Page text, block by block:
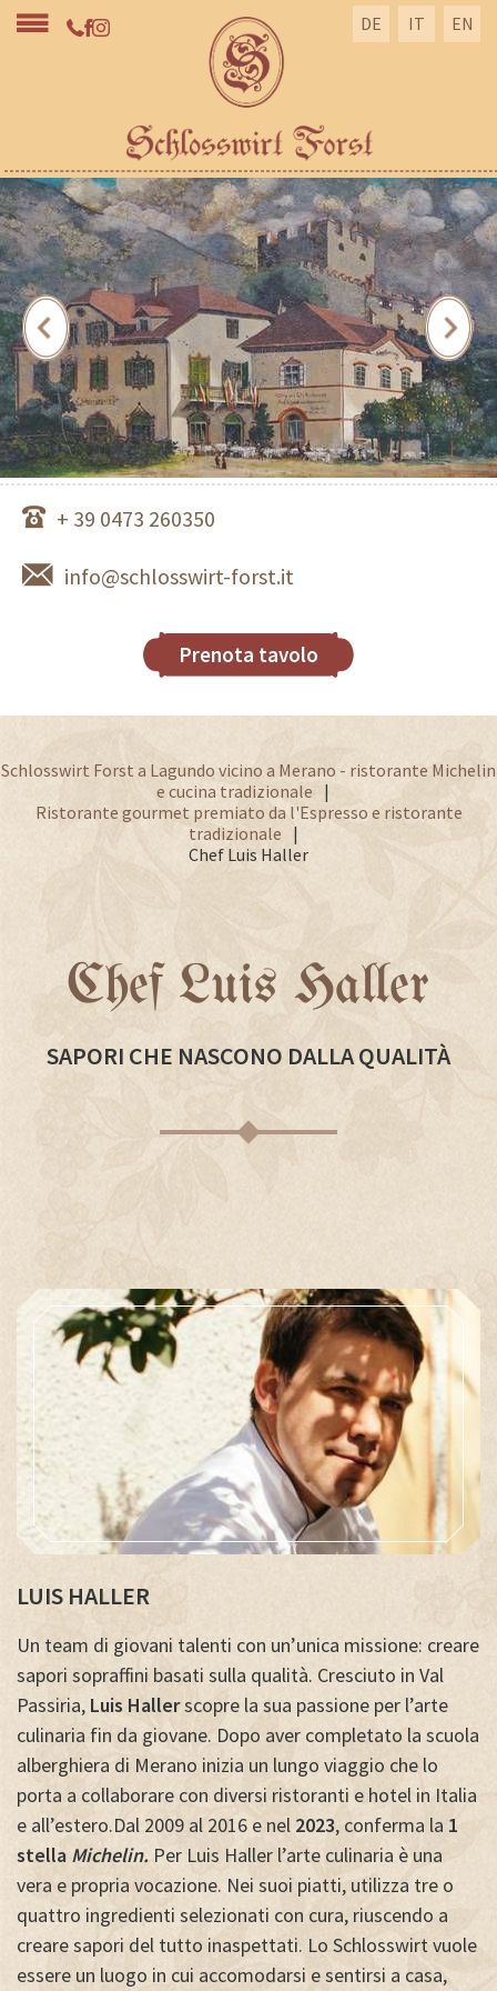
DE IT EN
+ 39 0473 260350
info@schlosswirt-forst.it
Prenota tavolo
Schlosswirt Forst a Lagundo vicino a Merano - ristorante Michelin
e cucina tradizionale
Ristorante gourmet premiato da l'Espresso e ristorante
tradizionale
Chef Luis Haller
Chef Luis Haller
SAPORI CHE NASCONO DALLA QUALITÀ
LUIS HALLER
Un team di giovani talenti con un’unica missione: creare
sapori sopraffini basati sulla qualità. Cresciuto in Val
Passiria, Luis Hallerscopre la sua passione per l’arte
culinaria fin da giovane. Dopo aver completato la scuola
alberghiera di Merano inizia un lungo viaggio che lo
porta a collaborare con diversi ristoranti e hotel in Italia
e all’estero.Dal 2009 al 2016 e nel 2023, conferma la 1
stella Michelin. Per Luis Haller l’arte culinaria è una
vera e propria vocazione. Nei suoi piatti, utilizza tre o
quattro ingredienti selezionati con cura, riuscendo a
creare sapori del tutto inaspettati. Lo Schlosswirt vuole
essere un luogo in cui accomodarsi e sentirsi a casa,